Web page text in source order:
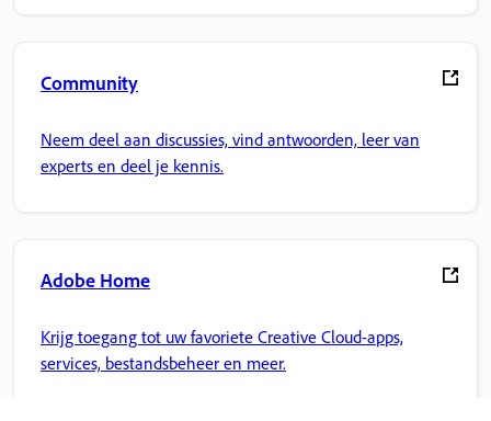
Community
Neem deel aan discussies, vind antwoorden, leer van
experts en deel je kennis.
Adobe Home
Krijg toegang tot uw favoriete Creative Cloud-apps,
services, bestandsbeheer en meer.